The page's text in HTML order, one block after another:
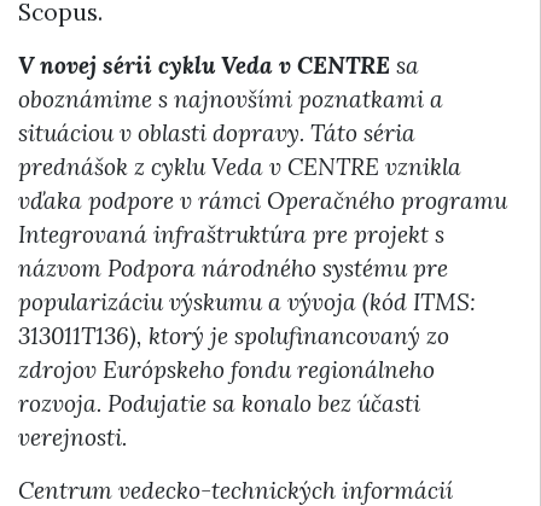
Scopus.
V novej sérii cyklu Veda v CENTRE sa
oboznámime s najnovšími poznatkami a
situáciou v oblasti dopravy. Táto séria
prednášok z cyklu Veda v CENTRE vznikla
vďaka podpore v rámci Operačného programu
Integrovaná infraštruktúra pre projekt s
názvom Podpora národného systému pre
popularizáciu výskumu a vývoja (kód ITMS:
313011T136), ktorý je spolufinancovaný zo
zdrojov Európskeho fondu regionálneho
rozvoja. Podujatie sa konalo bez účasti
verejnosti.
Centrum vedecko-technických informácií